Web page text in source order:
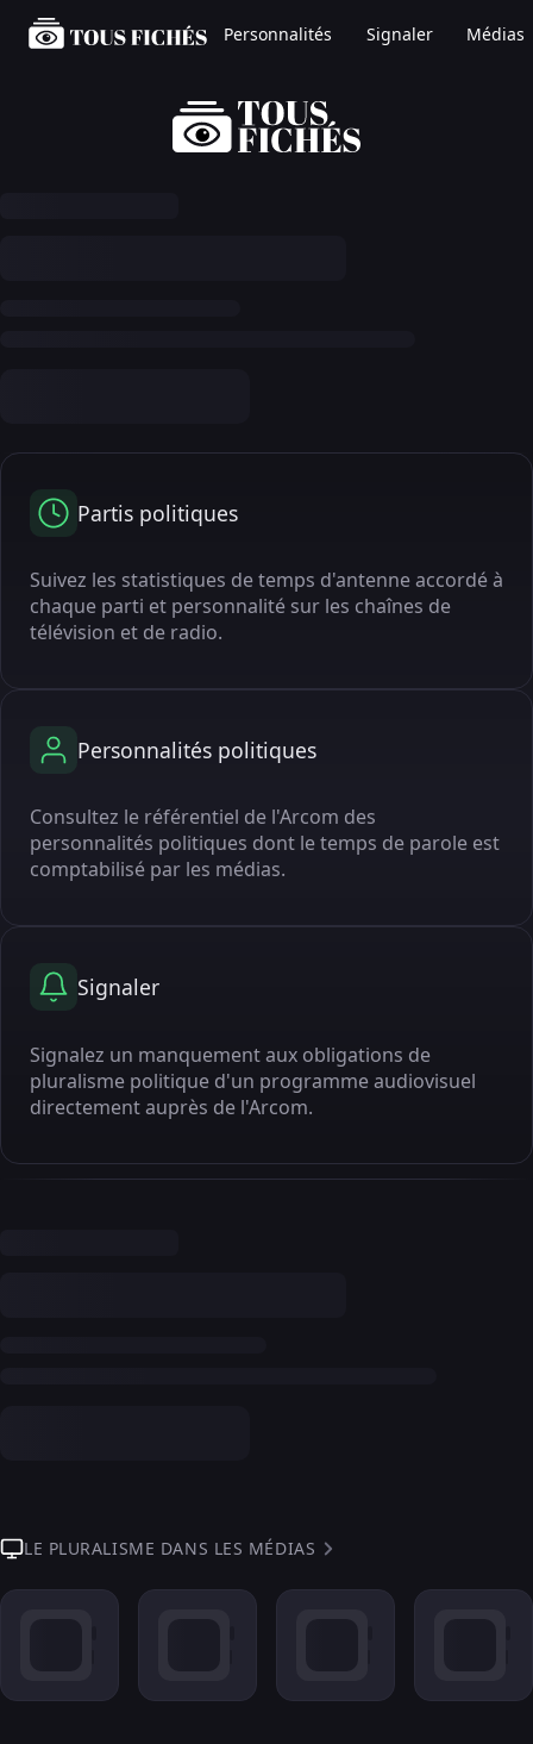
Personnalités Signaler Médias
Partis politiques
Suivez les statistiques de temps d'antenne accordé à
chaque parti et personnalité sur les chaînes de
télévision et de radio.
Personnalités politiques
Consultez le référentiel de l'Arcom des
personnalités politiques dont le temps de parole est
comptabilisé par les médias.
Signaler
Signalez un manquement aux obligations de
pluralisme politique d'un programme audiovisuel
directement auprès de l'Arcom.
LE PLURALISME DANS LES MÉDIAS